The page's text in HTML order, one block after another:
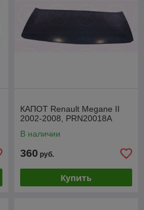
КАПОТ Renault Megane II
2002-2008, PRN20018A
В наличии
360 руб.
Купить